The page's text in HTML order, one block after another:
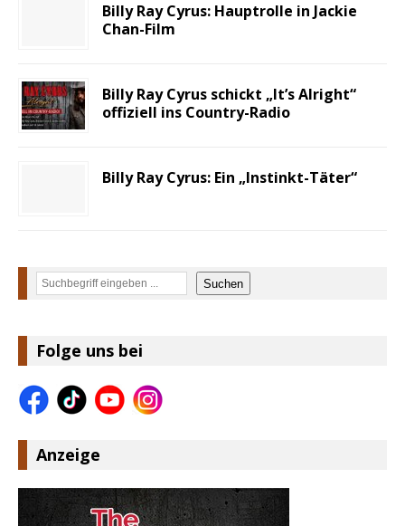
Billy Ray Cyrus: Hauptrolle in Jackie
Chan-Film
Billy Ray Cyrus schickt „It’s Alright“
offiziell ins Country-Radio
Billy Ray Cyrus: Ein „Instinkt-Täter“
Suchen Suchen
Folge uns bei
Anzeige